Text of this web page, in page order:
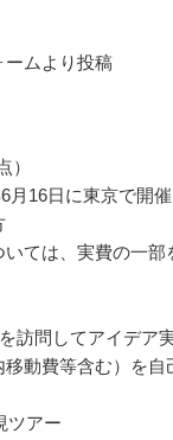
ームより投稿
）
月16日に東京で開
ては、実費の一部
訪問してアイデア
動費等含む）を
ツアー